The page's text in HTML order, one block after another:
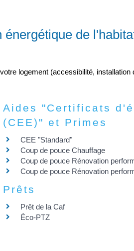
de
logement (accessibilité,
Aides "Certificats
(CEE)" et Primes
CEE "Standard"
Coup de pouce Chauffage
Coup de pouce Rénovation
Coup de pouce Rénovation
Prêts
Prêt de la Caf
Éco-PTZ